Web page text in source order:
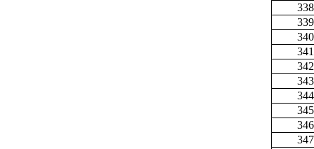
338
339
340
341
342
343
344
345
346
347